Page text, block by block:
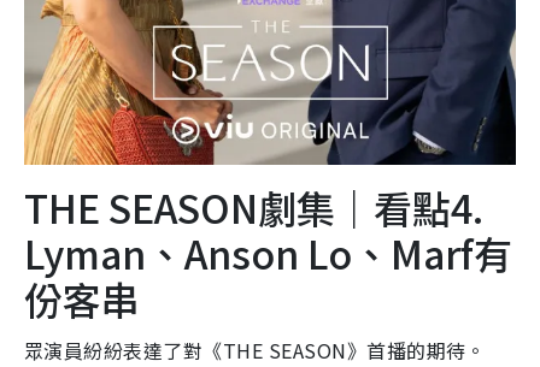
THE SEASON劇集｜看點4.
Lyman、Anson Lo、Marf有
份客串
眾演員紛紛表達了對《THE SEASON》首播的期待。